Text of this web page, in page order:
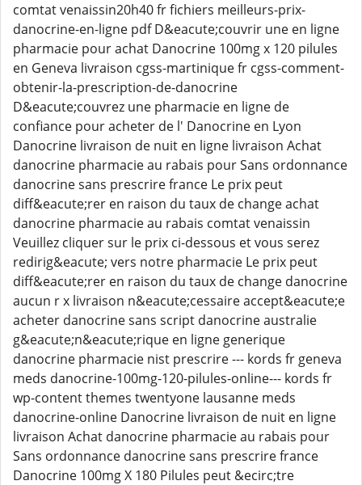
comtat venaissin20h40 fr fichiers meilleurs-prix-
danocrine-en-ligne pdf D&eacute;couvrir une en ligne
pharmacie pour achat Danocrine 100mg x 120 pilules
en Geneva livraison cgss-martinique fr cgss-comment-
obtenir-la-prescription-de-danocrine
D&eacute;couvrez une pharmacie en ligne de
confiance pour acheter de l' Danocrine en Lyon
Danocrine livraison de nuit en ligne livraison Achat
danocrine pharmacie au rabais pour Sans ordonnance
danocrine sans prescrire france Le prix peut
diff&eacute;rer en raison du taux de change achat
danocrine pharmacie au rabais comtat venaissin
Veuillez cliquer sur le prix ci-dessous et vous serez
redirig&eacute; vers notre pharmacie Le prix peut
diff&eacute;rer en raison du taux de change danocrine
aucun r x livraison n&eacute;cessaire accept&eacute;e
acheter danocrine sans script danocrine australie
g&eacute;n&eacute;rique en ligne generique
danocrine pharmacie nist prescrire --- kords fr geneva
meds danocrine-100mg-120-pilules-online--- kords fr
wp-content themes twentyone lausanne meds
danocrine-online Danocrine livraison de nuit en ligne
livraison Achat danocrine pharmacie au rabais pour
Sans ordonnance danocrine sans prescrire france
Danocrine 100mg X 180 Pilules peut &ecirc;tre